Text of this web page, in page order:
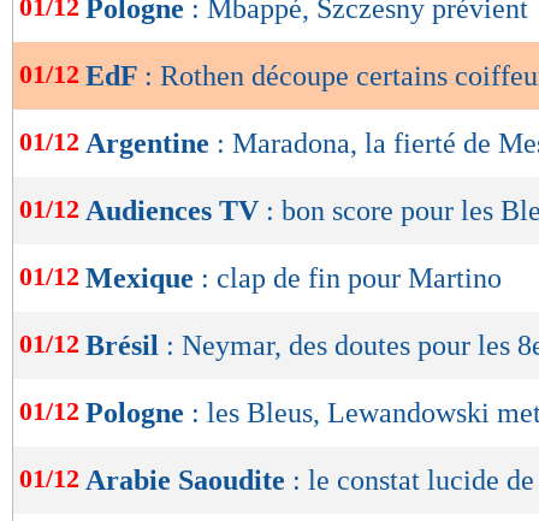
de
OK
01/12 Pologne : Mbappé, Szczesny prévient
01/12 EdF : Rothen découpe certains
01/12 Argentine : Maradona, la fierté de
01/12 Audiences TV : bon score pour les
01/12 Mexique : clap de fin pour Martino
01/12 Brésil : Neymar, des doutes pour les
01/12 Pologne : les Bleus, Lewandowski
01/12 Arabie Saoudite : le constat lucide